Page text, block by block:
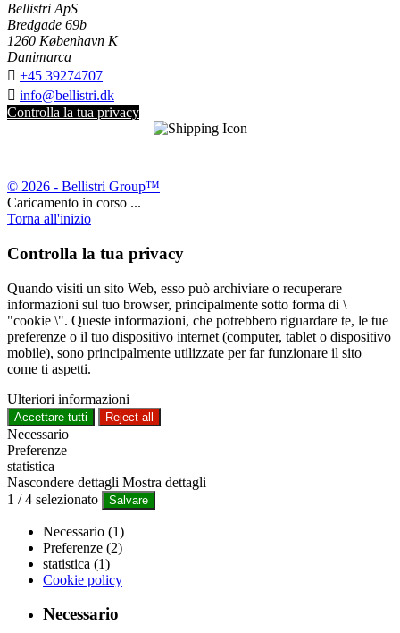
Bellistri ApS
Bredgade 69b
1260 København K
Danimarca
 +45 39274707
 info@bellistri.dk
Controlla la tua privacy
© 2026 - Bellistri Group™
Caricamento in corso ...
Torna all'inizio
Controlla la tua privacy
Quando visiti un sito Web, esso può archiviare o recuperare
informazioni sul tuo browser, principalmente sotto forma di \
"cookie \". Queste informazioni, che potrebbero riguardare te, le tue
preferenze o il tuo dispositivo internet (computer, tablet o dispositivo
mobile), sono principalmente utilizzate per far funzionare il sito
come ti aspetti.
Ulteriori informazioni
Accettare tutti Reject all
Necessario
Preferenze
statistica
Nascondere dettagli Mostra dettagli
1 /4 selezionato Salvare
Necessario (1)
Preferenze (2)
statistica (1)
Cookie policy
Necessario